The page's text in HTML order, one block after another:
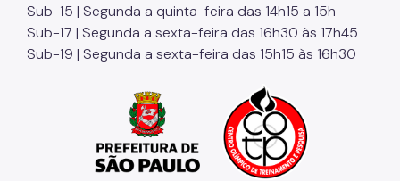
Sub-15 | Segunda a quinta-feira das 14h15 a 15h
Sub-17 | Segunda a sexta-feira das 16h30 às 17h45
Sub-19 | Segunda a sexta-feira das 15h15 às 16h30